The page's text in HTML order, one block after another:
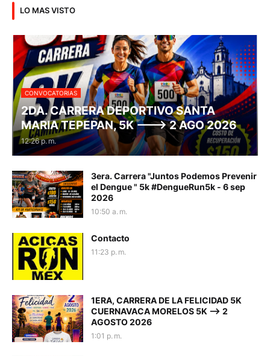
LO MAS VISTO
CONVOCATORIAS
2DA. CARRERA DEPORTIVO SANTA
MARIA TEPEPAN, 5K ---> 2 AGO 2026
12:26 p. m.
3era. Carrera "Juntos Podemos Prevenir
el Dengue " 5k #DengueRun5k - 6 sep
2026
10:50 a. m.
Contacto
11:23 p. m.
1ERA, CARRERA DE LA FELICIDAD 5K
CUERNAVACA MORELOS 5K --> 2
AGOSTO 2026
1:01 p. m.